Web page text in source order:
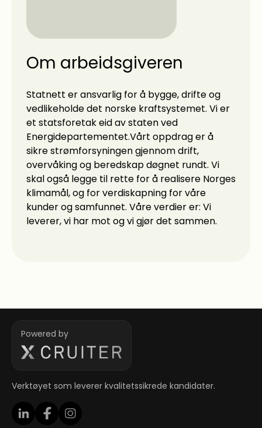
Om arbeidsgiveren
Statnett er ansvarlig for å bygge, drifte og
vedlikeholde det norske kraftsystemet. Vi er
et statsforetak eid av staten ved
Energidepartementet.Vårt oppdrag er å
sikre strømforsyningen gjennom drift,
overvåking og beredskap døgnet rundt. Vi
skal også legge til rette for å realisere Norges
klimamål, og for verdiskapning for våre
kunder og samfunnet. Våre verdier er: Vi
leverer, vi har mot og vi gjør det sammen.
Powered by
Verktøyet som leverer kvalitetssikrede kandidater.